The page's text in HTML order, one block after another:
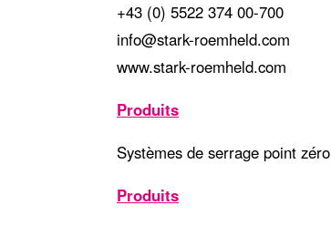
+43 (0) 5522 374 00-700
info@stark-roemheld.com
www.stark-roemheld.com
Produits
Systèmes de serrage point zéro
Produits